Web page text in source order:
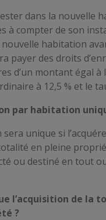
dans la nouvelle
à compter de son
nouvelle habitation
payer des droits
d’un montant égal à
à 12,5 % et le
par habitation
unique si
en pleine
ou destiné en tout
l’acquisition de la
?